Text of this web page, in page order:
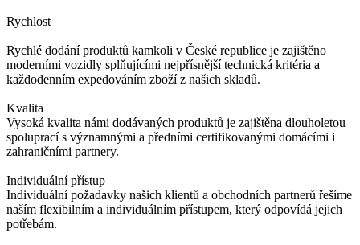
Rychlost
Rychlé dodání produktů kamkoli v České republice je zajištěno
moderními vozidly splňujícími nejpřísnější technická kritéria a
každodenním expedováním zboží z našich skladů.
Kvalita
Vysoká kvalita námi dodávaných produktů je zajištěna dlouholetou
spoluprací s významnými a předními certifikovanými domácími i
zahraničními partnery.
Individuální přístup
Individuální požadavky našich klientů a obchodních partnerů řešíme
naším flexibilním a individuálním přístupem, který odpovídá jejich
potřebám.